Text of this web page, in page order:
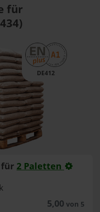
für
DE412
für 2 Paletten
5,00 von 5